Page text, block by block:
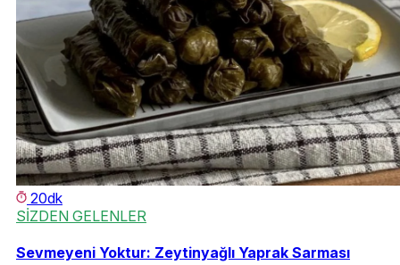
20dk
SİZDEN GELENLER
Sevmeyeni Yoktur: Zeytinyağlı Yaprak Sarması